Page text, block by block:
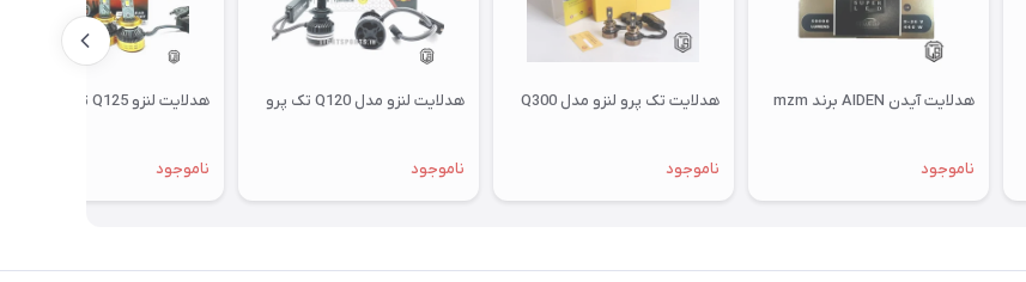
هدلایت آیدن AIDEN برند mzm
ناموجود
هدلایت تک پرو لنزو مدل Q300
ناموجود
هدلایت لنزو مدل Q120 تک پرو
ناموجود
هدلایت لنزو Q125 تک پرو
ناموجود